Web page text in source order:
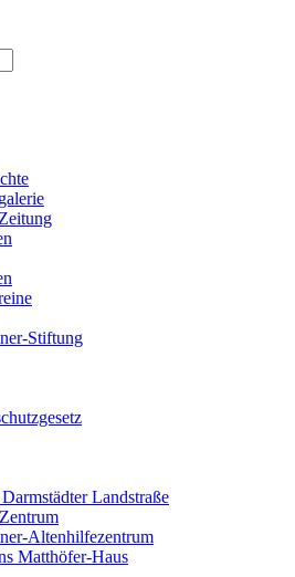
Stiftung
Landstraße
Altenhilfezentrum
Matthöfer-Haus